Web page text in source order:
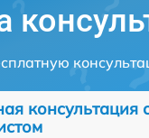
консультация